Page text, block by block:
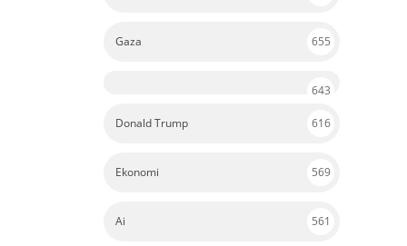
Gaza 655
643
Donald Trump 616
Ekonomi 569
Ai 561